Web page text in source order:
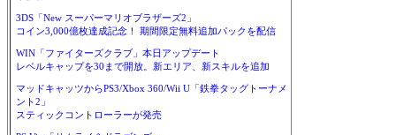
3DS「New スーパーマリオブラザーズ2」
コイン3,000億枚達成記念！ 期間限定無料追加パックを配信
WIN「ファイターズクラブ」本日アップデート
レベルキャップを30まで開放。新エリア、新スキルを追加
マッドキャッツからPS3/Xbox 360/Wii U「鉄拳タッグトーナメ
ント2」
スティックコントローラーが発売